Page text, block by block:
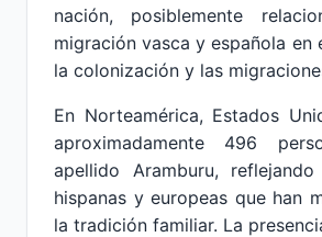
nación, posiblemente
migración vasca y española en
la colonización y las
En Norteamérica, Estados
aproximadamente 496
apellido Aramburu, reflejando
hispanas y europeas que han
la tradición familiar. La